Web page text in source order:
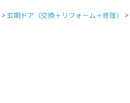
>玄関ドア（交換＋リフォーム＋修理） >